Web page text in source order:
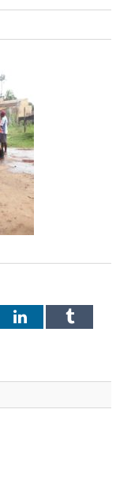
LinkedInTumblr